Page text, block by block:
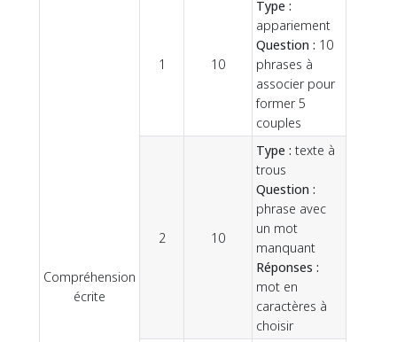
Compréhension
écrite
1 10
Type :
appariement
Question : 10
phrases à
associer pour
former 5
couples
2 10
Type : texte à
trous
Question :
phrase avec
un mot
manquant
Réponses :
mot en
caractères à
choisir